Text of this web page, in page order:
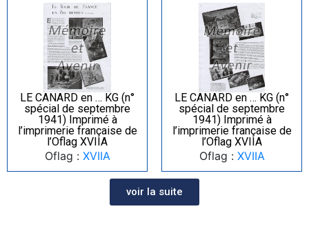
LE CANARD en … KG (n°
spécial de septembre
1941) Imprimé à
l’imprimerie française de
l’Oflag XVIIA
Oflag : XVIIA
LE CANARD en … KG (n°
spécial de septembre
1941) Imprimé à
l’imprimerie française de
l’Oflag XVIIA
Oflag : XVIIA
voir la suite